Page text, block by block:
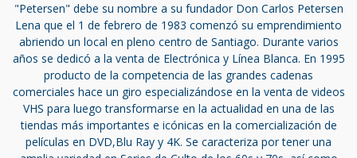
"Petersen" debe su nombre a su fundador Don Carlos Petersen
Lena que el 1 de febrero de 1983 comenzó su emprendimiento
abriendo un local en pleno centro de Santiago. Durante varios
años se dedicó a la venta de Electrónica y Línea Blanca. En 1995
producto de la competencia de las grandes cadenas
comerciales hace un giro especializándose en la venta de videos
VHS para luego transformarse en la actualidad en una de las
tiendas más importantes e icónicas en la comercialización de
películas en DVD,Blu Ray y 4K. Se caracteriza por tener una